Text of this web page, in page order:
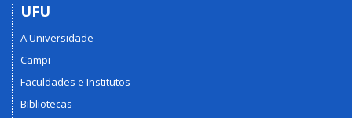
UFU
A Universidade
Campi
Faculdades e Institutos
Bibliotecas